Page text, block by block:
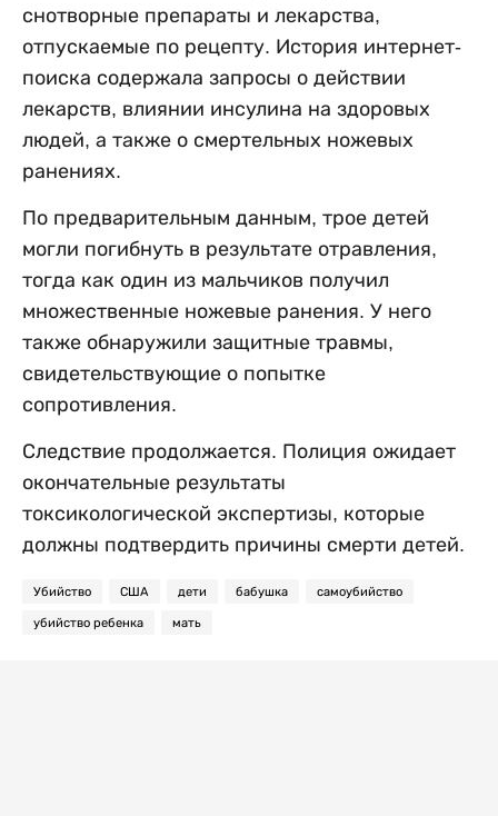
снотворные препараты и лекарства,
отпускаемые по рецепту. История интернет-
поиска содержала запросы о действии
лекарств, влиянии инсулина на здоровых
людей, а также о смертельных ножевых
ранениях.
По предварительным данным, трое детей
могли погибнуть в результате отравления,
тогда как один из мальчиков получил
множественные ножевые ранения. У него
также обнаружили защитные травмы,
свидетельствующие о попытке
сопротивления.
Следствие продолжается. Полиция ожидает
окончательные результаты
токсикологической экспертизы, которые
должны подтвердить причины смерти детей.
Убийство США дети бабушка самоубийство
убийство ребенка мать